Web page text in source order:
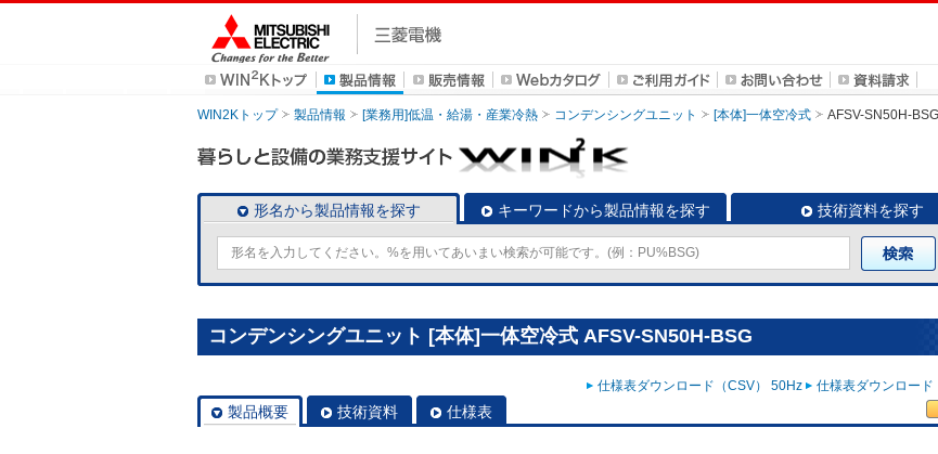
WIN2Kトップ 製品情報 [業務用]低温・給湯・産業冷熱 コンデンシングユニット [本体]一体空冷式 AFSV-SN50H-BSG
形名から製品情報を探す キーワードから製品情報を探す 技術資料を探す
コンデンシングユニット [本体]一体空冷式 AFSV-SN50H-BSG
仕様表ダウンロード（CSV） 50Hz 仕様表ダウンロー
製品概要 技術資料 仕様表